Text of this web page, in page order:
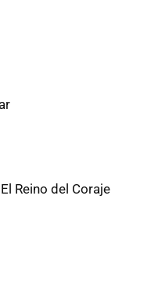
Reino del Coraje